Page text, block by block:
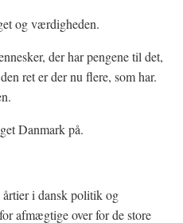
og værdigheden.
der har pengene til det,
ret er der nu flere, som har.
Danmark på.
årtier i dansk politik og
afmægtige over for de store